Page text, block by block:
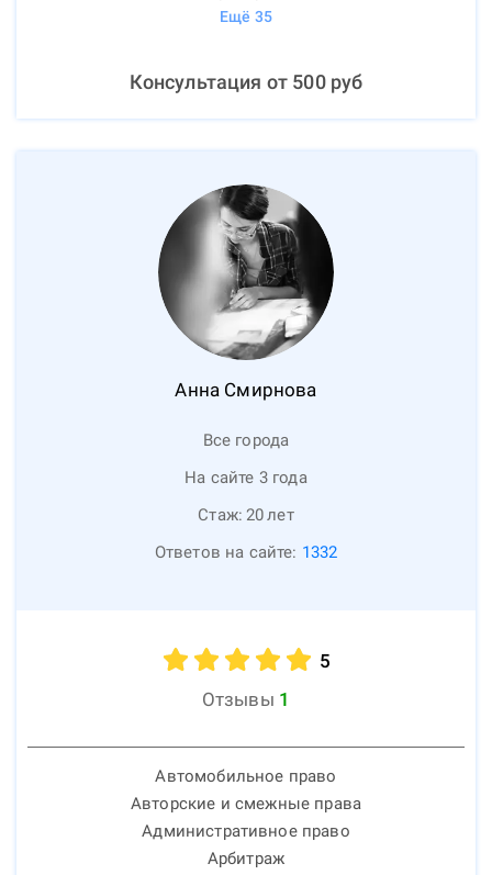
Ещё 35
Консультация от 500руб
Анна Смирнова
Все города
На сайте 3 года
Стаж: 20лет
Ответов на сайте: 1332
5
Отзывы 1
Автомобильное право
Авторские и смежные права
Административное право
Арбитраж